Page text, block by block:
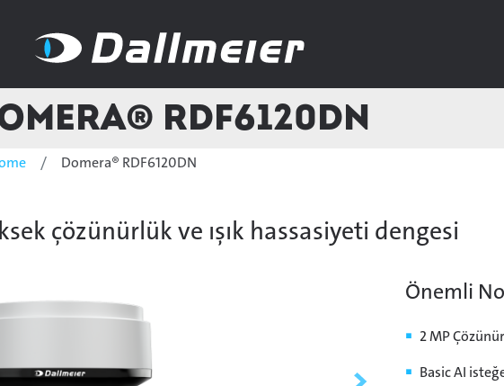
RDF6120DN
Domera® RDF6120DN
çözünürlük ve ışık hassasiyeti dengesi
Önemli
2 MP
Basic AI